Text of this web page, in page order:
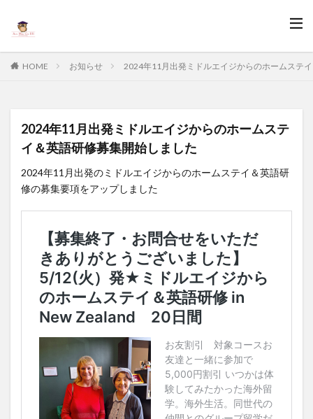
HOME お知らせ 2024年11月出発ミドルエイジからのホームステ
2024年11月出発ミドルエイジからのホームステ
イ＆英語研修募集開始しました
2024年11月出発のミドルエイジからのホームステイ＆英語研
修の募集要項をアップしました